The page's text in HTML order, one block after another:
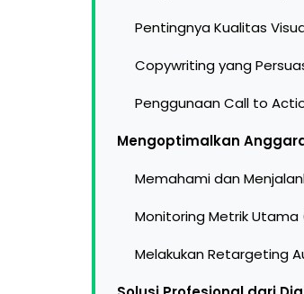
Pentingnya Kualitas
Copywriting yang
Penggunaan Call to
Mengoptimalkan
Memahami dan
Monitoring Metrik Utama
Melakukan Retargeting